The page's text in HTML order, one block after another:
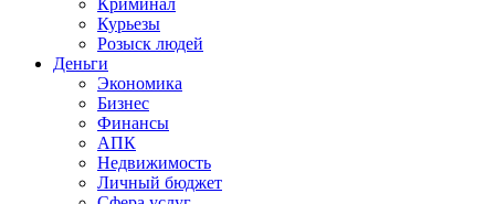
Криминал
Курьезы
Розыск людей
Деньги
Экономика
Бизнес
Финансы
АПК
Недвижимость
Личный бюджет